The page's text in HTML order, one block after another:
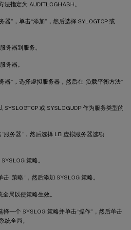
法指定为 AUDITLOGHASH。
器”，单击“添加”，然后选择 SYLOGTCP 或
务器到服务。
务器。
器”，选择虚拟服务器，然后在“负载平衡方法”
SYSLOGTCP 或 SYSLOGUDP 作为服务类型的
服务器”，然后选择 LB 虚拟服务器选项
策略。
“策略”，然后添加 SYSLOG 策略。
局以使策略生效。
择一个 SYSLOG 策略并单击“操作”，然后单击
统全局。